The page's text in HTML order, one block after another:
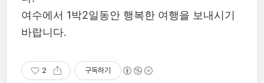
여수에서 1박2일동안 행복한 여행을 보내시기
바랍니다.
2 구독하기